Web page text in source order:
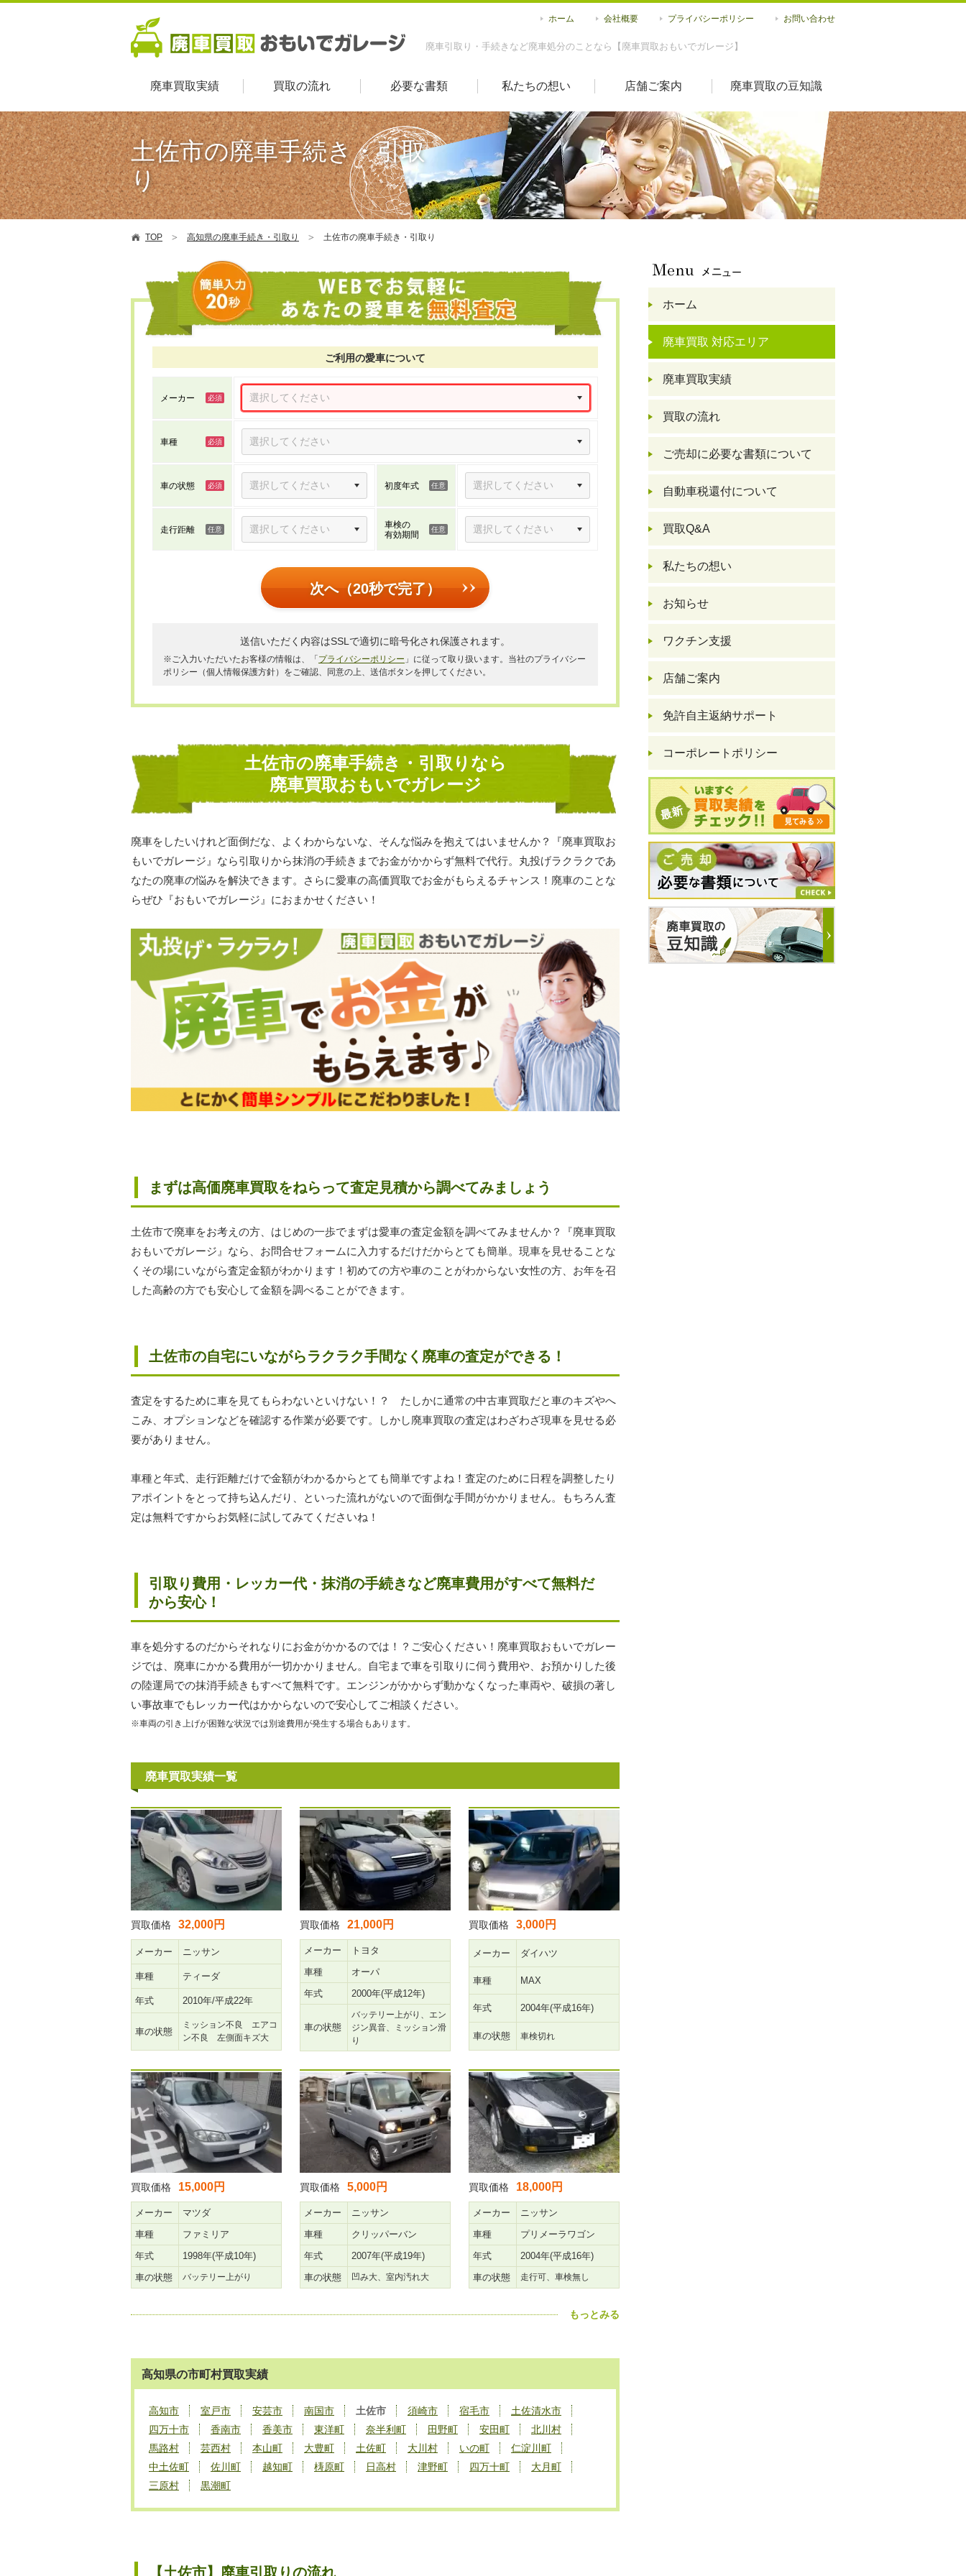
廃車引取り・手続きなど廃車処分のことなら【廃車買取おもいでガレージ】
ホーム 会社概要 プライバシーポリシー お問い合わせ
廃車買取実績 買取の流れ 必要な書類 私たちの想い 店舗ご案内 廃車買取の豆知識
土佐市の廃車手続き・引取
り
TOP 高知県の廃車手続き・引取り 土佐市の廃車手続き・引取り
ご利用の愛車について
メーカー
車種
車の状態 初度年式
走行距離
車検の
有効期間
次へ（20秒で完了）
送信いただく内容はSSLで適切に暗号化され保護されます。
※ご入力いただいたお客様の情報は、「 プライバシーポリシー 」に従って取り扱います。当社のプライバシー
ポリシー（個人情報保護方針）をご確認、同意の上、送信ボタンを押してください。
土佐市の廃車手続き・引取りなら
廃車買取おもいでガレージ
廃車をしたいけれど面倒だな、よくわからないな、そんな悩みを抱えてはいませんか？『廃車買取お
もいでガレージ』なら引取りから抹消の手続きまでお金がかからず無料で代行。丸投げラクラクであ
なたの廃車の悩みを解決できます。さらに愛車の高価買取でお金がもらえるチャンス！廃車のことな
らぜひ『おもいでガレージ』におまかせください！
まずは高価廃車買取をねらって査定見積から調べてみましょう
土佐市で廃車をお考えの方、はじめの一歩でまずは愛車の査定金額を調べてみませんか？『廃車買取
おもいでガレージ』なら、お問合せフォームに入力するだけだからとても簡単。現車を見せることな
くその場にいながら査定金額がわかります！初めての方や車のことがわからない女性の方、お年を召
した高齢の方でも安心して金額を調べることができます。
土佐市の自宅にいながらラクラク手間なく廃車の査定ができる！
査定をするために車を見てもらわないといけない！？ たしかに通常の中古車買取だと車のキズやへ
こみ、オプションなどを確認する作業が必要です。しかし廃車買取の査定はわざわざ現車を見せる必
要がありません。
車種と年式、走行距離だけで金額がわかるからとても簡単ですよね！査定のために日程を調整したり
アポイントをとって持ち込んだり、といった流れがないので面倒な手間がかかりません。もちろん査
定は無料ですからお気軽に試してみてくださいね！
引取り費用・レッカー代・抹消の手続きなど廃車費用がすべて無料だ
から安心！
車を処分するのだからそれなりにお金がかかるのでは！？ご安心ください！廃車買取おもいでガレー
ジでは、廃車にかかる費用が一切かかりません。自宅まで車を引取りに伺う費用や、お預かりした後
の陸運局での抹消手続きもすべて無料です。エンジンがかからず動かなくなった車両や、破損の著し
い事故車でもレッカー代はかからないので安心してご相談ください。
※車両の引き上げが困難な状況では別途費用が発生する場合もあります。
廃車買取実績一覧
買取価格 32,000円
メーカー ニッサン
車種 ティーダ
年式 2010年/平成22年
車の状態
ミッション不良 エアコ
ン不良 左側面キズ大
買取価格 21,000円
メーカー
トヨタ
車種
オーパ
年式
2000年(平成12年)
車の状態
バッテリー上がり、エン
ジン異音、ミッション滑
り
買取価格 3,000円
メーカー ダイハツ
車種 MAX
年式 2004年(平成16年)
車の状態 車検切れ
買取価格 15,000円
メーカー
マツダ
車種
ファミリア
年式
1998年(平成10年)
車の状態
バッテリー上がり
買取価格 5,000円
メーカー
ニッサン
車種
クリッパーバン
年式
2007年(平成19年)
車の状態
凹み大、室内汚れ大
買取価格 18,000円
メーカー
ニッサン
車種
プリメーラワゴン
年式
2004年(平成16年)
車の状態
走行可、車検無し
もっとみる
高知県の市町村買取実績
高知市 室戸市 安芸市 南国市 土佐市 須崎市 宿毛市
土佐清水市
四万十市
香南市 香美市 東洋町 奈半利町 田野町 安田町
北川村
馬路村
芸西村 本山町 大豊町 土佐町 大川村 いの町
仁淀川町
中土佐町
佐川町 越知町 梼原町 日高村 津野町 四万十町
大月町
三原村
黒潮町
【土佐市】廃車引取りの流れ
ホーム
廃車買取 対応エリア
廃車買取実績
買取の流れ
ご売却に必要な書類について
自動車税還付について
買取Q&A
私たちの想い
お知らせ
ワクチン支援
店舗ご案内
免許自主返納サポート
コーポレートポリシー